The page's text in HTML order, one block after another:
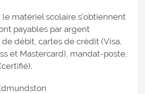
matériel scolaire s’obtiennent
payables par argent
débit, cartes de crédit (Visa,
et Mastercard), mandat-poste,